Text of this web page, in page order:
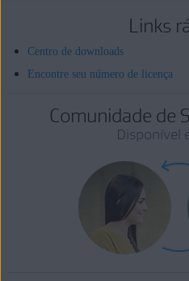
Links
Centro de downloads
Encontre seu número de licença
Comunidade de
Disponível